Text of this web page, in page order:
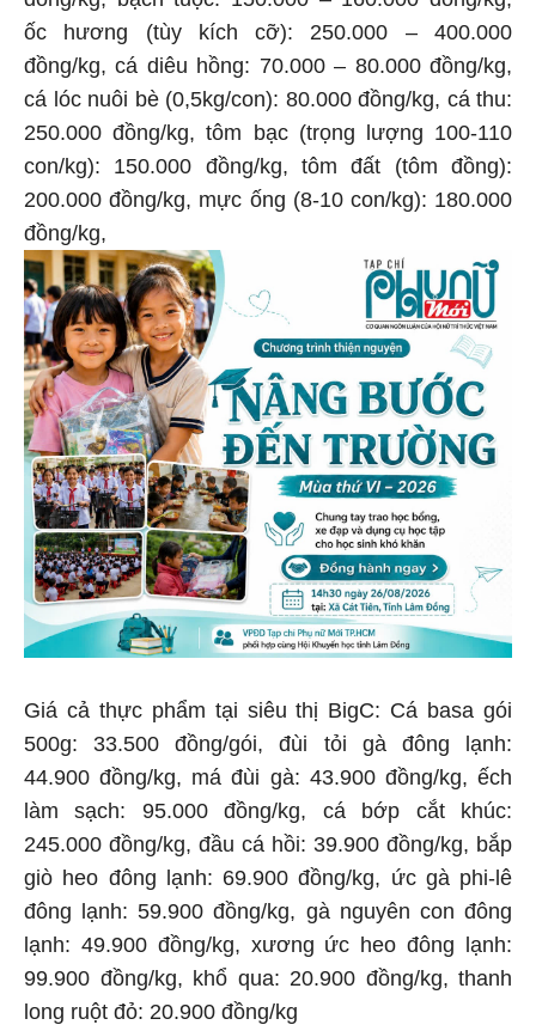
ốc hương (tùy kích cỡ): 250.000 – 400.000
đồng/kg, cá diêu hồng: 70.000 – 80.000 đồng/kg,
cá lóc nuôi bè (0,5kg/con): 80.000 đồng/kg, cá thu:
250.000 đồng/kg, tôm bạc (trọng lượng 100-110
con/kg): 150.000 đồng/kg, tôm đất (tôm đồng):
200.000 đồng/kg, mực ống (8-10 con/kg): 180.000
đồng/kg,
Giá cả thực phẩm tại siêu thị BigC: Cá basa gói
500g: 33.500 đồng/gói, đùi tỏi gà đông lạnh:
44.900 đồng/kg, má đùi gà: 43.900 đồng/kg, ếch
làm sạch: 95.000 đồng/kg, cá bớp cắt khúc:
245.000 đồng/kg, đầu cá hồi: 39.900 đồng/kg, bắp
giò heo đông lạnh: 69.900 đồng/kg, ức gà phi-lê
đông lạnh: 59.900 đồng/kg, gà nguyên con đông
lạnh: 49.900 đồng/kg, xương ức heo đông lạnh:
99.900 đồng/kg, khổ qua: 20.900 đồng/kg, thanh
long ruột đỏ: 20.900 đồng/kg